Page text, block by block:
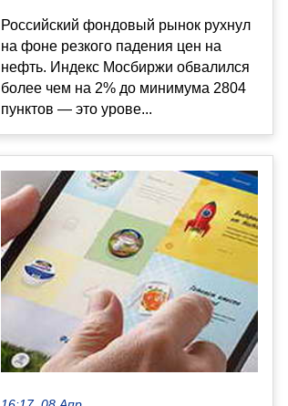
Российский фондовый рынок рухнул
на фоне резкого падения цен на
нефть. Индекс Мосбиржи обвалился
более чем на 2% до минимума 2804
пунктов — это урове...